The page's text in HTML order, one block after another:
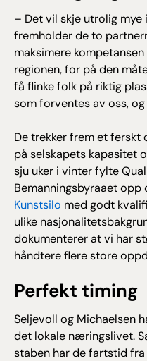
– Det vil skje utrolig mye
fremholder de to
maksimere
regionen, for på den
få flinke folk på riktig
som forventes av oss,
De trekker frem et ferskt
på selskapets kapasitet
sju uker i vinter fylte
Bemanningsbyraaet
Kunstsilo med godt
ulike
dokumenterer at vi har
håndtere flere store
Perfekt timing
Seljevoll og Michaelsen
det lokale næringslivet.
staben har de fartstid fra